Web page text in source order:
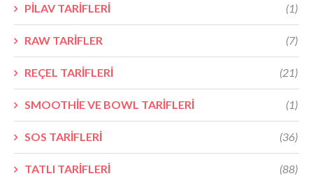
PİLAV TARİFLERİ (1)
RAW TARİFLER (7)
REÇEL TARİFLERİ (21)
SMOOTHİE VE BOWL TARİFLERİ (1)
SOS TARİFLERİ (36)
TATLI TARİFLERİ (88)